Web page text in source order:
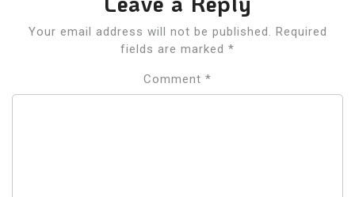
Your email address will not be published.
Required
fields are marked *
Comment *